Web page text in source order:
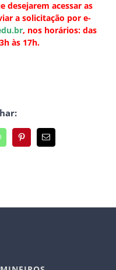
desejarem acessar as
a solicitação por e-
, nos horários: das
às 17h.
Pinterest
E-
mail